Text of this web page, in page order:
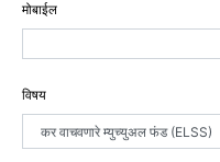
मोबाईल
विषय